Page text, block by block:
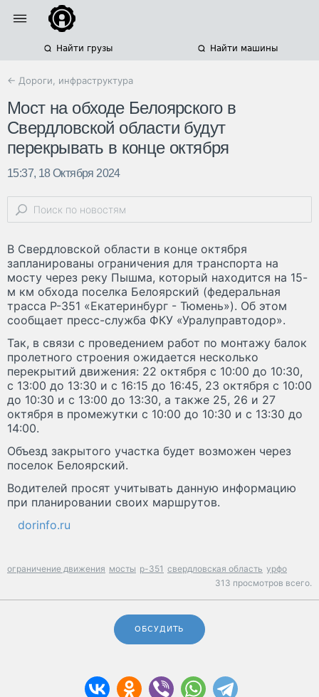
Найти грузы Найти машины
← Дороги, инфраструктура
Мост на обходе Белоярского в
Свердловской области будут
перекрывать в конце октября
15:37, 18 Октября 2024
В Свердловской области в конце октября
запланированы ограничения для транспорта на
мосту через реку Пышма, который находится на 15-
м км обхода поселка Белоярский (федеральная
трасса Р-351 «Екатеринбург - Тюмень»). Об этом
сообщает пресс-служба ФКУ «Уралуправтодор».
Так, в связи с проведением работ по монтажу балок
пролетного строения ожидается несколько
перекрытий движения: 22 октября с 10:00 до 10:30,
с 13:00 до 13:30 и с 16:15 до 16:45, 23 октября с 10:00
до 10:30 и с 13:00 до 13:30, а также 25, 26 и 27
октября в промежутки с 10:00 до 10:30 и с 13:30 до
14:00.
Объезд закрытого участка будет возможен через
поселок Белоярский.
Водителей просят учитывать данную информацию
при планировании своих маршрутов.
dorinfo.ru
ограничение движения мосты р-351 свердловская область урфо
313 просмотров всего.
ОБСУДИТЬ